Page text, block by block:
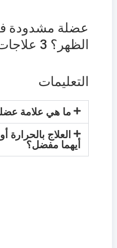
عضلة مشدودة
الظهر؟ 3 علاجات DIY
التعليمات
ما هي علامة
العلاج بالحرارة
أيهما مفضل؟